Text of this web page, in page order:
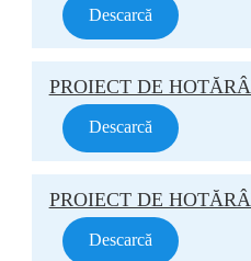
Descarcă
PROIECT DE
Descarcă
PROIECT DE
Descarcă